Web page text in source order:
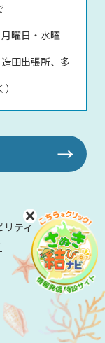
曜日・水曜
田出張所、多
リティ